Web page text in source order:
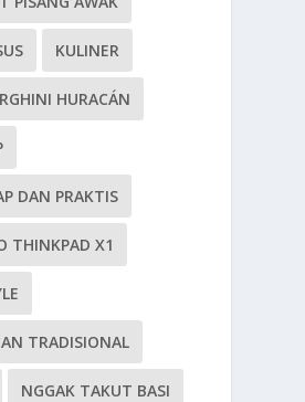
KULINER
HURACÁN
DAN PRAKTIS
THINKPAD X1
TRADISIONAL
NGGAK TAKUT BASI